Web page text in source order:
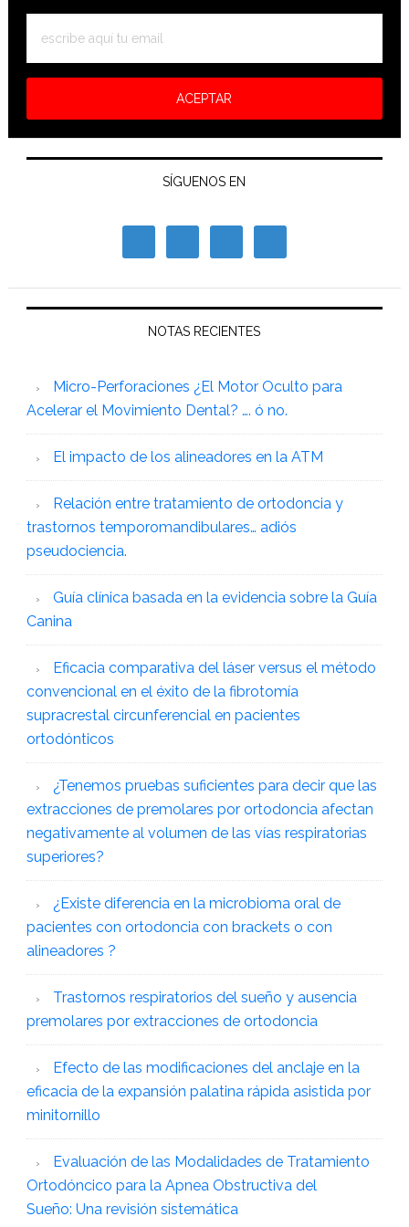
SÍGUENOS EN
NOTAS RECIENTES
Micro-Perforaciones ¿El Motor Oculto para
Acelerar el Movimiento Dental? …. ó no.
El impacto de los alineadores en la ATM
Relación entre tratamiento de ortodoncia y
trastornos temporomandibulares… adiós
pseudociencia.
Guía clínica basada en la evidencia sobre la Guía
Canina
Eficacia comparativa del láser versus el método
convencional en el éxito de la fibrotomía
supracrestal circunferencial en pacientes
ortodónticos
¿Tenemos pruebas suficientes para decir que las
extracciones de premolares por ortodoncia afectan
negativamente al volumen de las vías respiratorias
superiores?
¿Existe diferencia en la microbioma oral de
pacientes con ortodoncia con brackets o con
alineadores ?
Trastornos respiratorios del sueño y ausencia
premolares por extracciones de ortodoncia
Efecto de las modificaciones del anclaje en la
eficacia de la expansión palatina rápida asistida por
minitornillo
Evaluación de las Modalidades de Tratamiento
Ortodóncico para la Apnea Obstructiva del
Sueño: Una revisión sistemática